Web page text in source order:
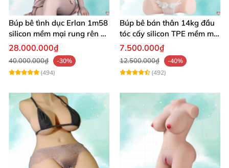
Búp bê tình dục Erlan 1m58
silicon mềm mại rung rên co
bóp hấp dẫn
28.000.000₫
40.000.000₫
-30%
(494)
Búp bê bán thân 14kg đầu
tóc cấy silicon TPE mềm mịn
tự nhiên
7.500.000₫
12.500.000₫
-40%
(492)